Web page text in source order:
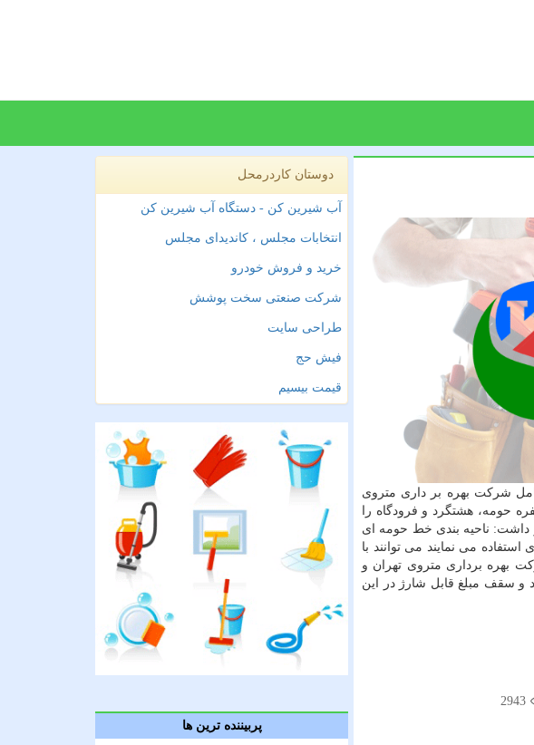
۰۰۰ تومان تعیین شده است. مدیر عامل شرکت بهره بر داری متروی
حومه، هشتگرد و فرودگاه را
داشت: ناحیه بندی خط حومه ای
می نمایند می توانند با
بهره برداری متروی تهران و
و سقف مبلغ قابل شارژ در این
2943
دوستان کاردرمحل
آب شیرین کن - دستگاه آب شیرین کن
انتخابات مجلس ، کاندیدای مجلس
خرید و فروش خودرو
شرکت صنعتی سخت پوشش
طراحی سایت
فیش حج
قیمت بیسیم
پربیننده ترین ها